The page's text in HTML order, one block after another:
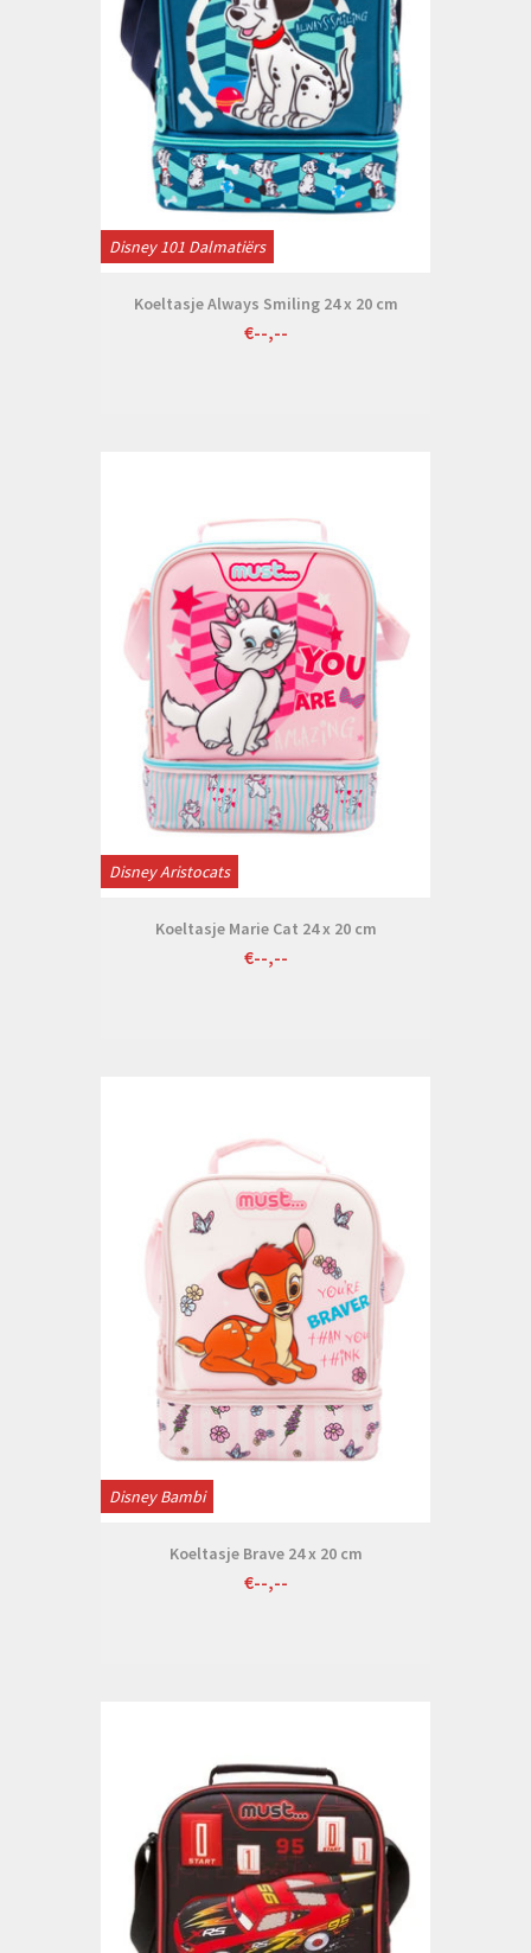
Disney 101 Dalmatiërs
Koeltasje Always Smiling 24 x 20 cm
€--,--
Disney Aristocats
Koeltasje Marie Cat 24 x 20 cm
€--,--
Disney Bambi
Koeltasje Brave 24 x 20 cm
€--,--